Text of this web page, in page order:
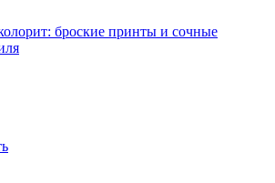
броские принты и сочные